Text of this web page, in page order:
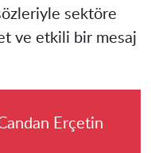
sektöre
ve etkili bir mesaj
Candan Erçetin